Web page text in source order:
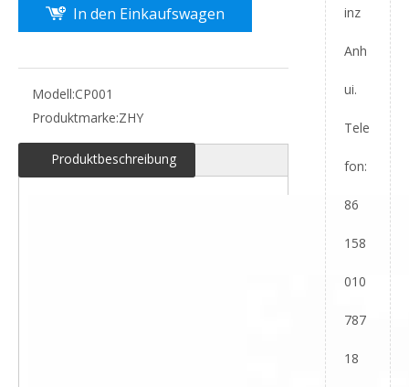
In den Einkaufswagen
Modell:CP001
Produktmarke:ZHY
Produktbeschreibung
inz
Anh
ui.
Tele
fon:
86
158
010
787
18